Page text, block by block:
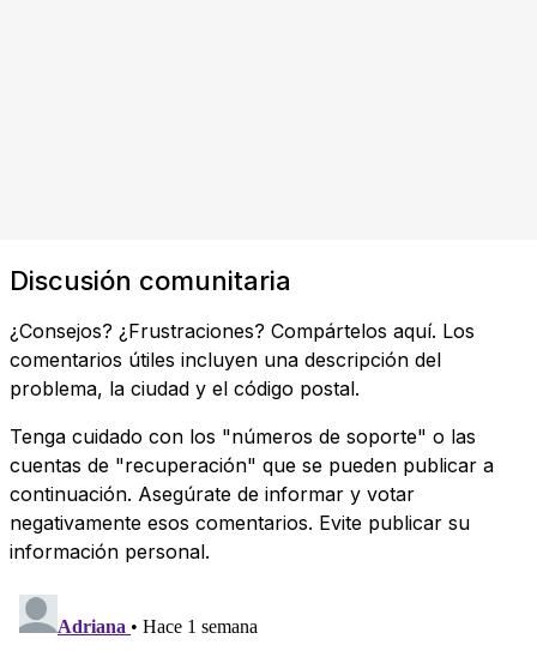
Discusión comunitaria
¿Consejos? ¿Frustraciones? Compártelos aquí. Los
comentarios útiles incluyen una descripción del
problema, la ciudad y el código postal.
Tenga cuidado con los "números de soporte" o las
cuentas de "recuperación" que se pueden publicar a
continuación. Asegúrate de informar y votar
negativamente esos comentarios. Evite publicar su
información personal.